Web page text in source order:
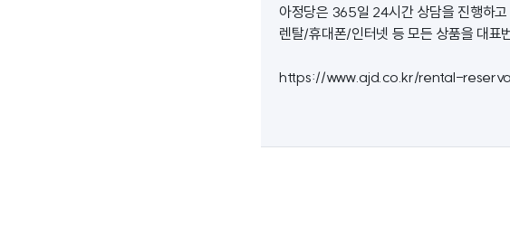
아정당은 365일 24시간 상담을 진행하고
렌탈/휴대폰/인터넷 등 모든 상품을 대표
https://www.ajd.co.kr/rental-